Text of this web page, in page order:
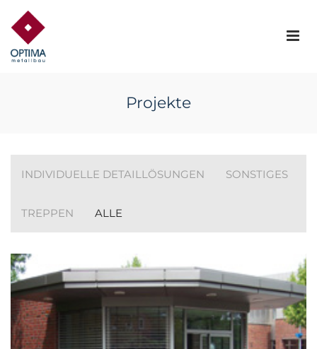
Projekte
INDIVIDUELLE DETAILLÖSUNGEN SONSTIGES
TREPPEN ALLE